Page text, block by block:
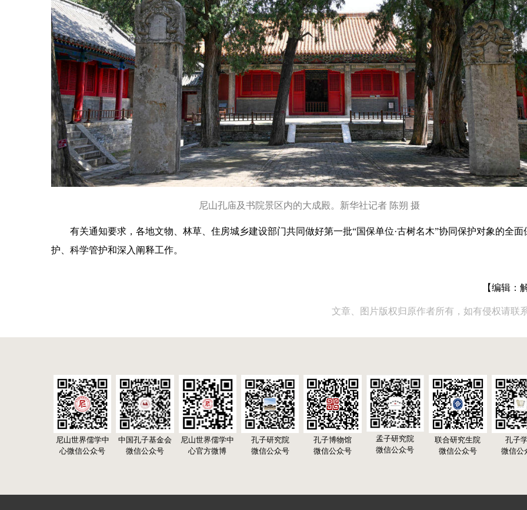
尼山孔庙及书院景区内的大成殿。新华社记者 陈朔 摄
有关通知要求，各地文物、林草、住房城乡建设部门共同做好第一批“国保单位·古树名木”协同保护对象的全面
护、科学管护和深入阐释工作。
【编辑：
文章、图片版权归原作者所有，如有侵权请联
尼山世界儒学中
心微信公众号
中国孔子基金会
微信公众号
尼山世界儒学中
心官方微博
孔子研究院
微信公众号
孔子博物馆
微信公众号
孟子研究院
微信公众号
联合研究生院
微信公众号
孔子
微信公